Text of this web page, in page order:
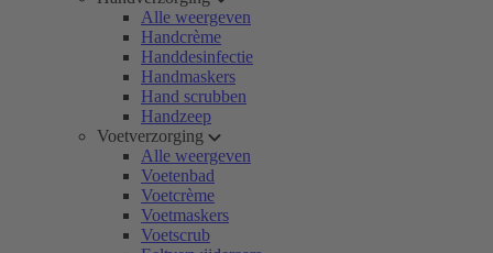
Alle weergeven
Handcrème
Handdesinfectie
Handmaskers
Hand scrubben
Handzeep
Voetverzorging
Alle weergeven
Voetenbad
Voetcrème
Voetmaskers
Voetscrub